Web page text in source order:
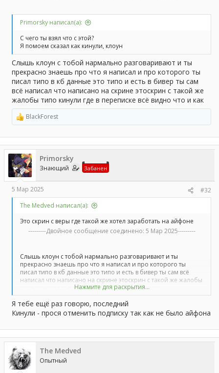
Primorsky написал(а):
С чего ты взял что с этой?
Я помоем сказал как кинули, клоун
Слышь клоун с тобой нармально разговаривают и ты
прекрасно знаешь про что я написал и про которого ты
писал типо в кб данные это типо и есть в бивер ты сам
всё написал что написано на скрине этоскрин с такой же
жалобы типо кинули где в переписке всё видно что и как
Р
е
а
к
ц
и
и
:
BlackForest
Primorsky
Знающий Забанен
5 Мар 2025
#32
The Medved написал(а):
Это скрин с веры где такой же хотел заработать на айфоне
---------Двойное сообщение соединено: 5 Мар 2025---------
Слышь клоун с тобой нармально разговаривают и ты
прекрасно знаешь про что я написал и про которого ты
писал типо в кб данные это типо и есть в бивер ты сам всё
написал что написано на скрине этоскрин с такой же жалобы
типо кинули где в переписке всё видно что и как
Нажмите для раскрытия...
Я тебе ещё раз говорю, последний
Кинули - прося отменить подписку так как не было айфона
The Medved
Опытный